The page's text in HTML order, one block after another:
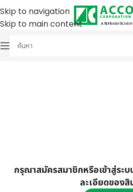
Skip to navigation
Skip to main content
กรุณาสมัครสมาชิกหรือเข้าสู่ระบ
ละเอียดของสิ